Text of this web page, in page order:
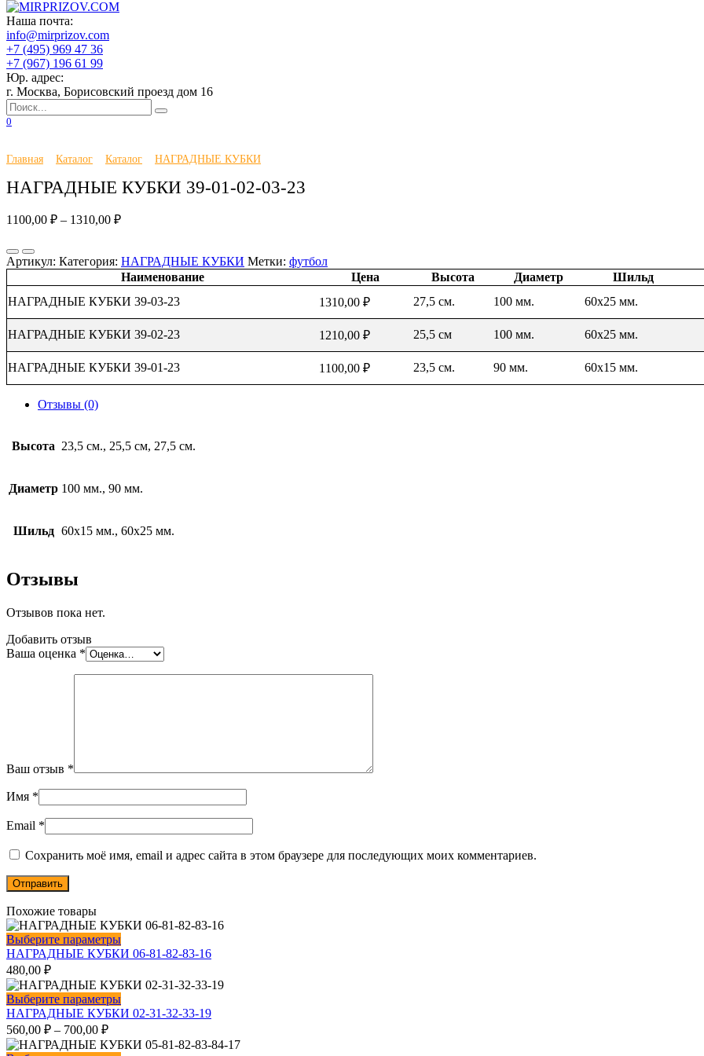
Перейти
к
содержанию
Наша почта:
info@mirprizov.com
+7 (495) 969 47 36
+7 (967) 196 61 99
Юр. адрес:
г. Москва, Борисовский проезд дом 16
Search
for:
0
Главная
Каталог
О компании
Доставка и оплата
Галерея
Отзывы
Новости
Контакты
Главная Каталог Каталог НАГРАДНЫЕ КУБКИ
НАГРАДНЫЕ КУБКИ 39-01-02-03-23
1100,00 ₽ – 1310,00 ₽
Артикул: Категория: НАГРАДНЫЕ КУБКИ Метки: футбол
Наименование
Цена Высота Диаметр
Шильд
НАГРАДНЫЕ КУБКИ 39-03-23
1310,00 ₽ 27,5 см. 100 мм. 60х25 мм.
НАГРАДНЫЕ КУБКИ 39-02-23 1210,00 ₽ 25,5 см 100 мм. 60х25 мм.
НАГРАДНЫЕ КУБКИ 39-01-23 1100,00 ₽ 23,5 см. 90 мм. 60х15 мм.
Отзывы (0)
Высота 23,5 см., 25,5 см, 27,5 см.
Диаметр 100 мм., 90 мм.
Шильд 60х15 мм., 60х25 мм.
Отзывы
Отзывов пока нет.
Добавить отзыв
Ваша оценка *
Ваш отзыв *
Имя *
Email *
Сохранить моё имя, email и адрес сайта в этом браузере для последующих моих комментариев.
Похожие товары
Выберите параметрыЭтот
товар
несколько
вариаций.
Опции
можно
выбрать
на
НАГРАДНЫЕ КУБКИ 06-81-82-83-16
480,00 ₽
Выберите параметрыЭтот
товар
несколько
НАГРАДНЫЕ КУБКИ 02-31-32-33-19
560,00 ₽ – 700,00 ₽